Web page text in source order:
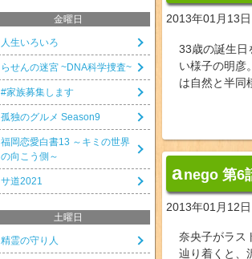
2013年01月13日
33歳の誕生日
い様子の明彦
は自然と半同
anego 第6
2013年01月12日
奈央子がラス
辿り着くと、
金曜日
人生いろいろ
らせんの迷宮 ~DNA科学捜査~
#家族募集します
孤独のグルメ Season9
福岡恋愛白書13 ～キミの世界
の向こう側～
サ道2021
土曜日
精霊の守り人